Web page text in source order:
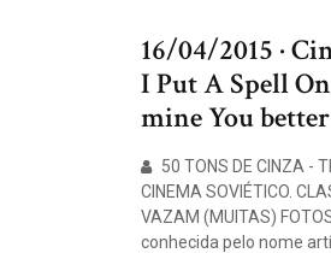
16/04/2015 ·
I Put A Spell
mine You
50 TONS DE CINZA -
CINEMA SOVIÉTICO.
VAZAM (MUITAS)
conhecida pelo nome